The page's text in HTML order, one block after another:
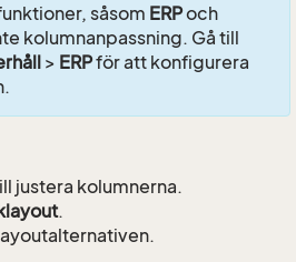
såsom ERPoch
kolumnanpassning. Gå till
> ERPför att konfigurera
justera kolumnerna.
.